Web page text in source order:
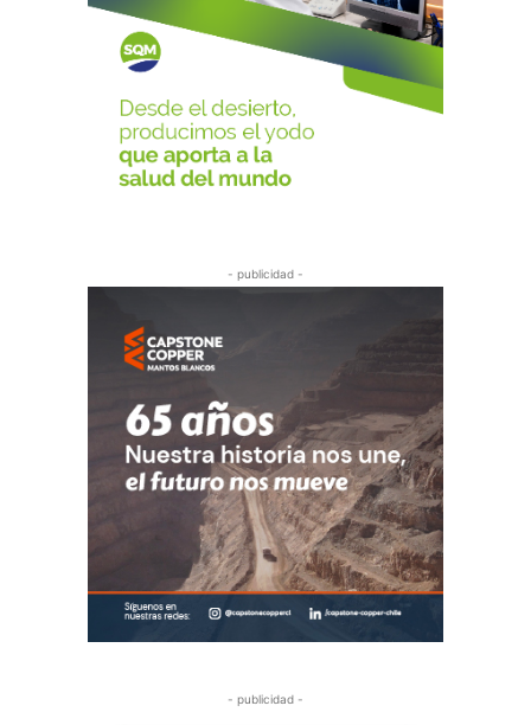
- publicidad -
- publicidad -